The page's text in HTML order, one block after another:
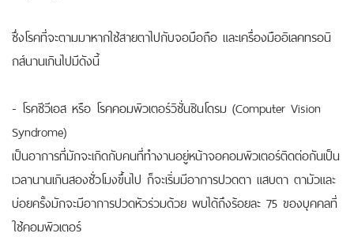
ซึ่งโรคที่จะตามมาหากใช้สายตาไปกับจอมือถือ และเครื่องมืออิเลคทรอนิ
กส์นานเกินไปมีดังนี้
- โรคซีวีเอส หรือ โรคคอมพิวเตอร์วิชั่นซินโดรม (Computer Vision
Syndrome)
เป็นอาการที่มักจะเกิดกับคนที่ทำงานอยู่หน้าจอคอมพิวเตอร์ติดต่อกันเป็น
เวลานานเกินสองชั่วโมงขึ้นไป ก็จะเริ่มมีอาการปวดตา แสบตา ตามัวและ
บ่อยครั้งมักจะมีอาการปวดหัวร่วมด้วย พบได้ถึงร้อยละ 75 ของบุคคลที่
ใช้คอมพิวเตอร์